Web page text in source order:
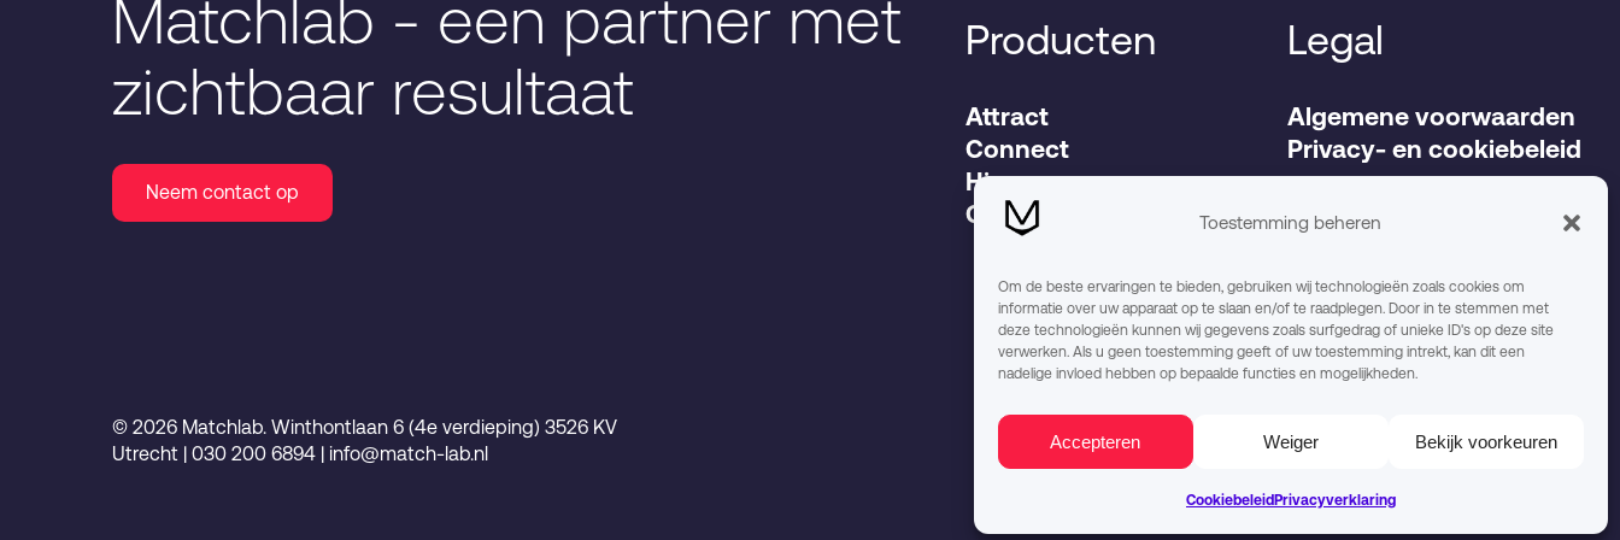
Toestemming beheren
Om de beste ervaringen te bieden, gebruiken wij technologieën zoals cookies om
informatie over uw apparaat op te slaan en/of te raadplegen. Door in te stemmen met
deze technologieën kunnen wij gegevens zoals surfgedrag of unieke ID's op deze site
verwerken. Als u geen toestemming geeft of uw toestemming intrekt, kan dit een
nadelige invloed hebben op bepaalde functies en mogelijkheden.
Accepteren Weiger Bekijk voorkeuren
Cookiebeleid Privacyverklaring
Matchlab - een partner met
zichtbaar resultaat
Neem contact op
Producten
Attract
Connect
Hire
Grow
Legal
Algemene voorwaarden
Privacy- en cookiebeleid
Werken bij
© 2026 Matchlab. Winthontlaan 6 (4e verdieping) 3526 KV
Utrecht | 030 200 6894 | info@match-lab.nl